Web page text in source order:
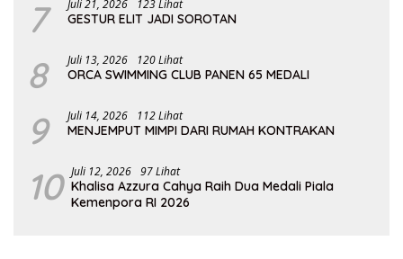
7 Juli 21, 2026 123 Lihat
GESTUR ELIT JADI SOROTAN
8 Juli 13, 2026 120 Lihat
ORCA SWIMMING CLUB PANEN 65 MEDALI
9 Juli 14, 2026 112 Lihat
MENJEMPUT MIMPI DARI RUMAH KONTRAKAN
10 Juli 12, 2026 97 Lihat
Khalisa Azzura Cahya Raih Dua Medali Piala
Kemenpora RI 2026